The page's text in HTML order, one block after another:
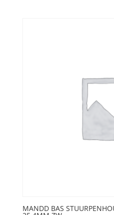
MANDD BAS